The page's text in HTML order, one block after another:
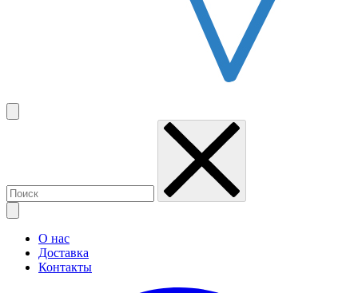
О нас
Доставка
Контакты